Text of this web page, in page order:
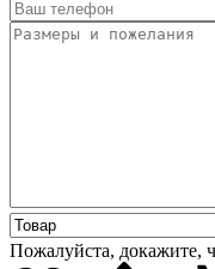
Пожалуйста, докажите,